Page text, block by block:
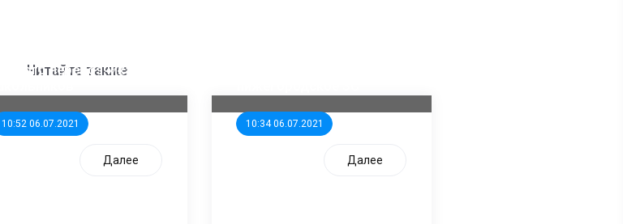
Читайте также
10:52 06.07.2021
единого перевозчика для
Далее
10:34 06.07.2021
Далее